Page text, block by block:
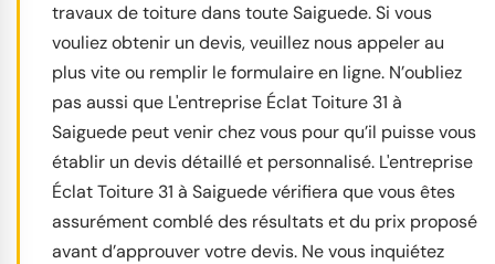
travaux de toiture dans toute Saiguede. Si vous
vouliez obtenir un devis, veuillez nous appeler au
plus vite ou remplir le formulaire en ligne. N’oubliez
pas aussi que L'entreprise Éclat Toiture 31 à
Saiguede peut venir chez vous pour qu’il puisse vous
établir un devis détaillé et personnalisé. L'entreprise
Éclat Toiture 31 à Saiguede vérifiera que vous êtes
assurément comblé des résultats et du prix proposé
avant d’approuver votre devis. Ne vous inquiétez